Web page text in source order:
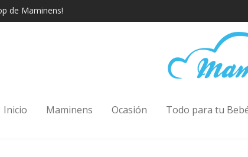
de Maminens!
Inicio Maminens Ocasión Todo para tu